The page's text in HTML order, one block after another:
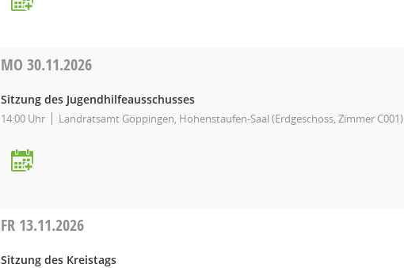
MO 30.11.2026
Sitzung des Jugendhilfeausschusses
14:00 Uhr Landratsamt Göppingen, Hohenstaufen-Saal (Erdgeschoss, Zimmer C001)
FR 13.11.2026
Sitzung des Kreistags